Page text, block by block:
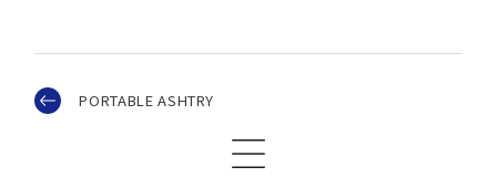
PORTABLE ASHTRY